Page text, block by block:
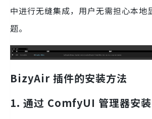
中进行无缝集成，用户无需担心本地
题。
BizyAir 插件的安装方法
1. 通过 ComfyUI 管理器安装